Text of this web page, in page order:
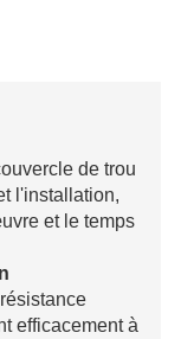
de trou
l'installation,
et le temps
efficacement à